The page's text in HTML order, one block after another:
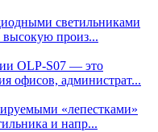
светильниками
высокую произ...
OLP-S07 — это
офисов, администрат...
«лепестками»
и напр...